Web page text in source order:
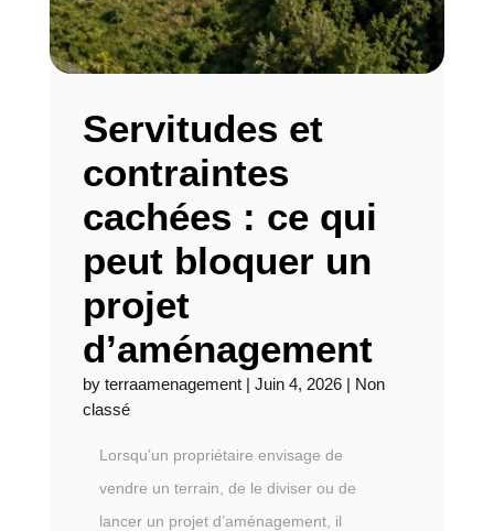
Servitudes et
contraintes
cachées : ce qui
peut bloquer un
projet
d’aménagement
by terraamenagement| Juin 4, 2026| Non
classé
Lorsqu’un propriétaire envisage de
vendre un terrain, de le diviser ou de
lancer un projet d’aménagement, il